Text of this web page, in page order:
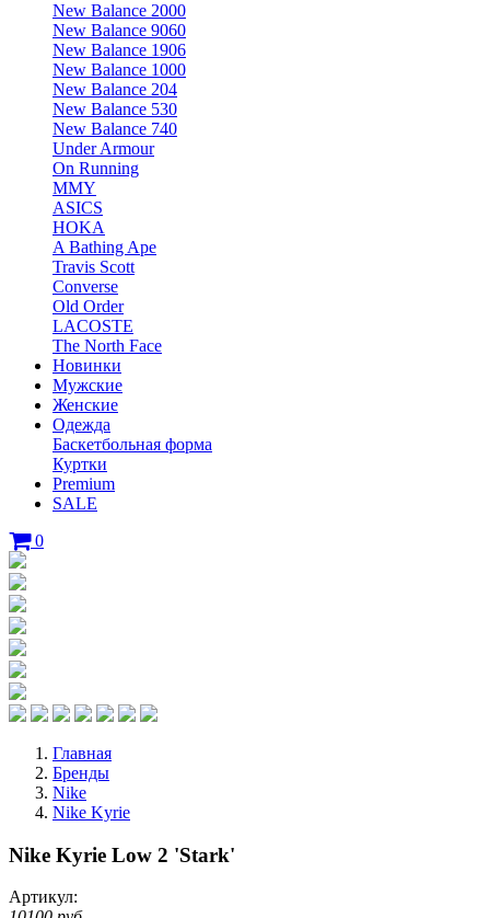
New Balance 2000
New Balance 9060
New Balance 1906
New Balance 1000
New Balance 204
New Balance 530
New Balance 740
Under Armour
On Running
MMY
ASICS
HOKA
A Bathing Ape
Travis Scott
Converse
Old Order
LACOSTE
The North Face
Новинки
Мужские
Женские
Одежда
Баскетбольная форма
Куртки
Premium
SALE
0
Главная
Бренды
Nike
Nike Kyrie
Nike Kyrie Low 2 'Stark'
Артикул: